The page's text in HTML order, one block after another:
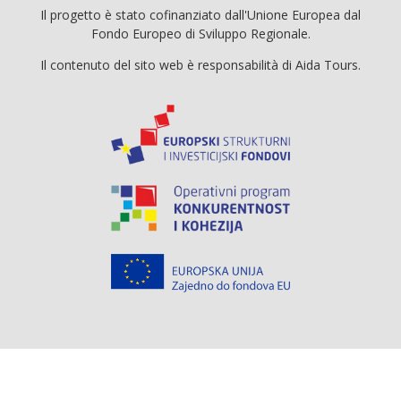
Il progetto è stato cofinanziato dall'Unione Europea dal
Fondo Europeo di Sviluppo Regionale.
Il contenuto del sito web è responsabilità di Aida Tours.